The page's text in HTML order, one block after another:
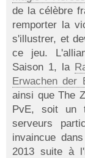
de la célèbre
remporter la
s'illustrer, et
ce jeu.
Saison 1, la
Erwachen der
ainsi que The
PvE, soit un
serveurs
invaincue
2013 suite à